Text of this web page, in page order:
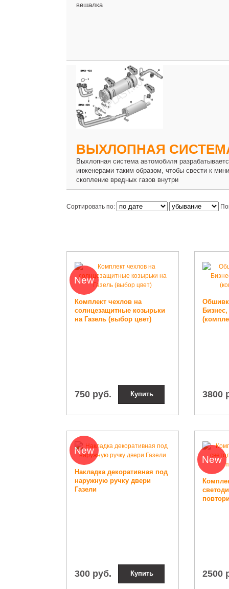
вешалка
ВЫХЛОПНАЯ
Выхлопная система автомобиля
инженерами таким образом, чтобы свести к
скопление вредных газов внутри
Сортировать по:
New
Комплект чехлов на
солнцезащитные козырьки
на Газель (выбор цвет)
750 руб. Купить 3800
New
Накладка декоративная под
наружную ручку двери
Газели
300 руб. Купить
New
2500